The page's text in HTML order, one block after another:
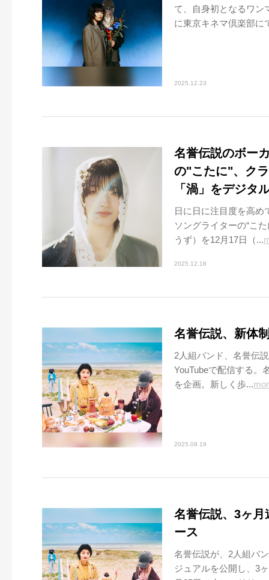
て、自身初となるワン
に東京キネマ倶楽部に
2025.12.23
名誉伝説のボー
の"こたに"、ク
「渦」をデジタ
日に日に注目度を高め
ソングライターの“こ
うず）を12月17日（...
2025.12.18
名誉伝説、新体
2人組バンド、名誉伝
YouTubeで配信する。
を企画。新しく歩...
2025.09.19
名誉伝説、3ヶ
ース
名誉伝説が、2人組バ
ジュアルを公開し、3